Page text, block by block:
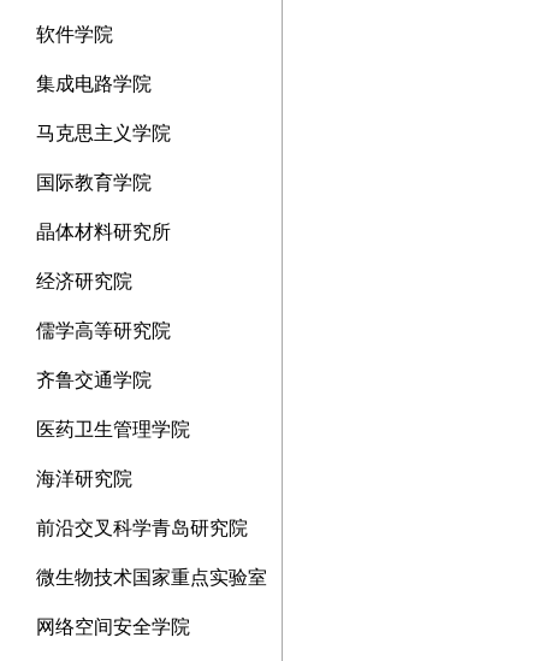
软件学院
集成电路学院
马克思主义学院
国际教育学院
晶体材料研究所
经济研究院
儒学高等研究院
齐鲁交通学院
医药卫生管理学院
海洋研究院
前沿交叉科学青岛研究院
微生物技术国家重点实验室
网络空间安全学院